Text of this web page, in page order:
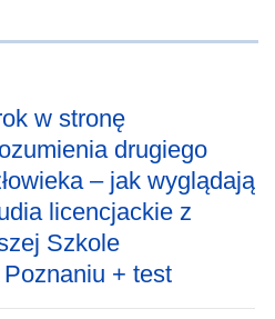
w stronę
drugiego
– jak wyglądają
licencjackie z
Szkole
+ test